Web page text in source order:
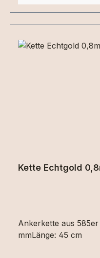
Kette Echtgold
Ankerkette aus
mmLänge: 45 cm